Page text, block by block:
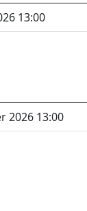
13:00
2026 13:00